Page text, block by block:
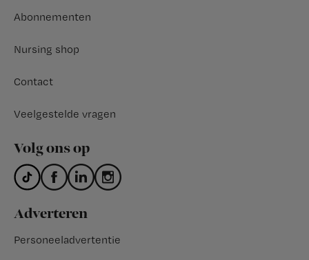
Abonnementen
Nursing shop
Contact
Veelgestelde vragen
Volg ons op
Adverteren
Personeeladvertentie